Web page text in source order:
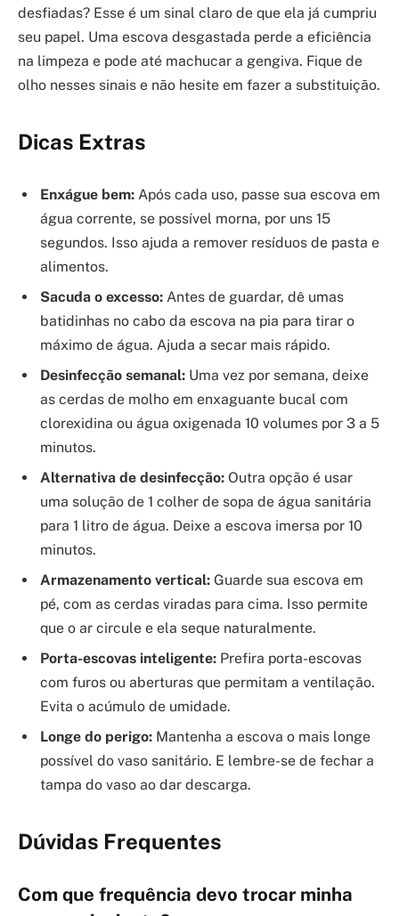
desfiadas? Esse é um sinal claro de que ela já cumpriu
seu papel. Uma escova desgastada perde a eficiência
na limpeza e pode até machucar a gengiva. Fique de
olho nesses sinais e não hesite em fazer a substituição.
Dicas Extras
Enxágue bem: Após cada uso, passe sua escova em
água corrente, se possível morna, por uns 15
segundos. Isso ajuda a remover resíduos de pasta e
alimentos.
Sacuda o excesso: Antes de guardar, dê umas
batidinhas no cabo da escova na pia para tirar o
máximo de água. Ajuda a secar mais rápido.
Desinfecção semanal: Uma vez por semana, deixe
as cerdas de molho em enxaguante bucal com
clorexidina ou água oxigenada 10 volumes por 3 a 5
minutos.
Alternativa de desinfecção: Outra opção é usar
uma solução de 1 colher de sopa de água sanitária
para 1 litro de água. Deixe a escova imersa por 10
minutos.
Armazenamento vertical: Guarde sua escova em
pé, com as cerdas viradas para cima. Isso permite
que o ar circule e ela seque naturalmente.
Porta-escovas inteligente: Prefira porta-escovas
com furos ou aberturas que permitam a ventilação.
Evita o acúmulo de umidade.
Longe do perigo: Mantenha a escova o mais longe
possível do vaso sanitário. E lembre-se de fechar a
tampa do vaso ao dar descarga.
Dúvidas Frequentes
Com que frequência devo trocar minha